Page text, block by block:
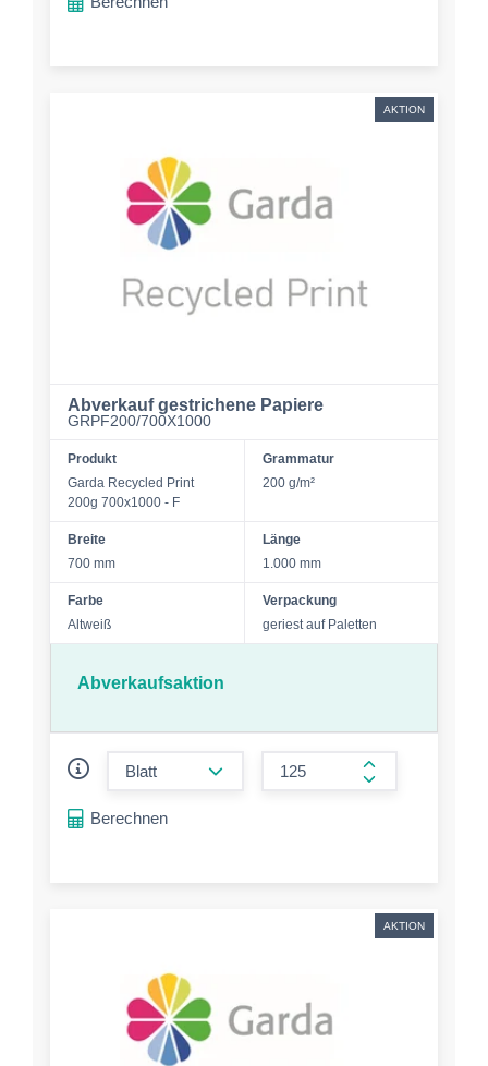
AKTION
Abverkauf gestrichene Papiere
GRPF200/700X1000
Produkt
Garda Recycled Print
200g 700x1000 - F
Grammatur
200 g/m²
Breite
700 mm
Länge
1.000 mm
Farbe
Altweiß
Verpackung
geriest auf Paletten
Abverkaufsaktion
form.increase-
Berechnen
AKTION